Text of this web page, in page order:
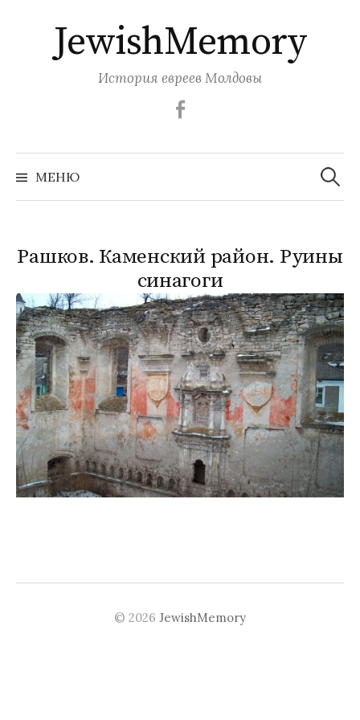
содержимому
JewishMemory
История евреев Молдовы
МЕНЮ Найти:
Рашков. Каменский район. Руины
синагоги
© 2026 JewishMemory